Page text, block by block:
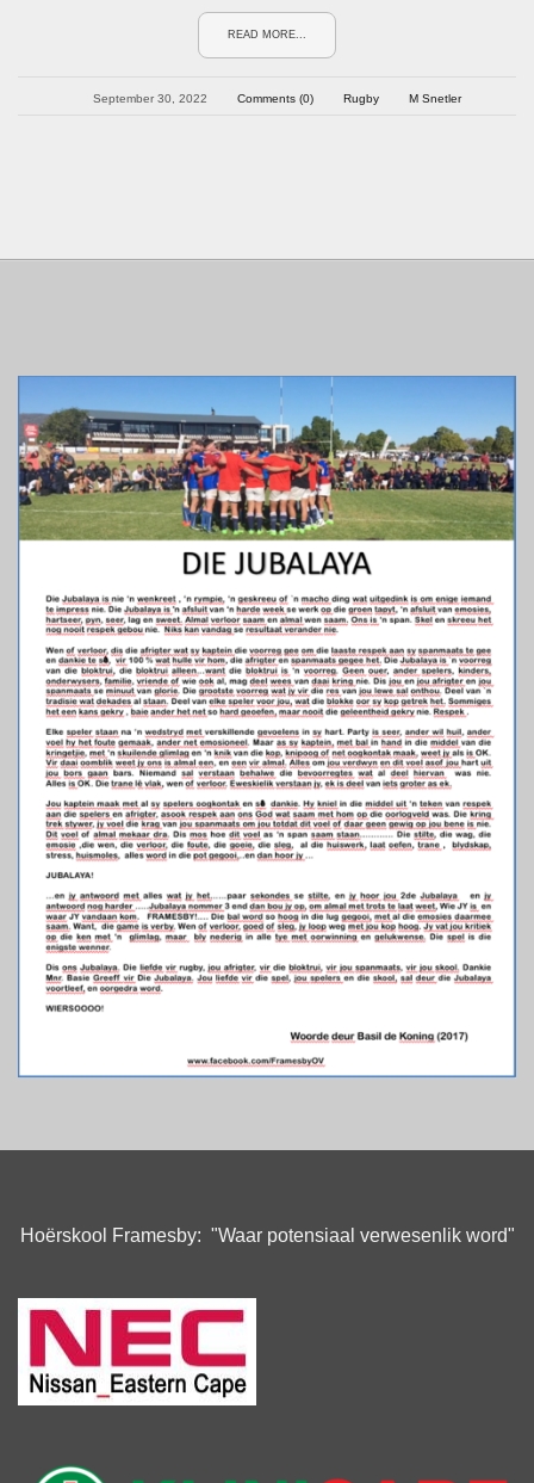
READ MORE...
September 30, 2022 Comments (0) Rugby M Snetler
Hoërskool Framesby: "Waar potensiaal verwesenlik word"